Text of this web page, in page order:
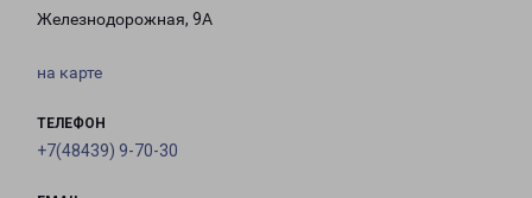
Железнодорожная, 9А
на карте
ТЕЛЕФОН
+7(48439) 9-70-30